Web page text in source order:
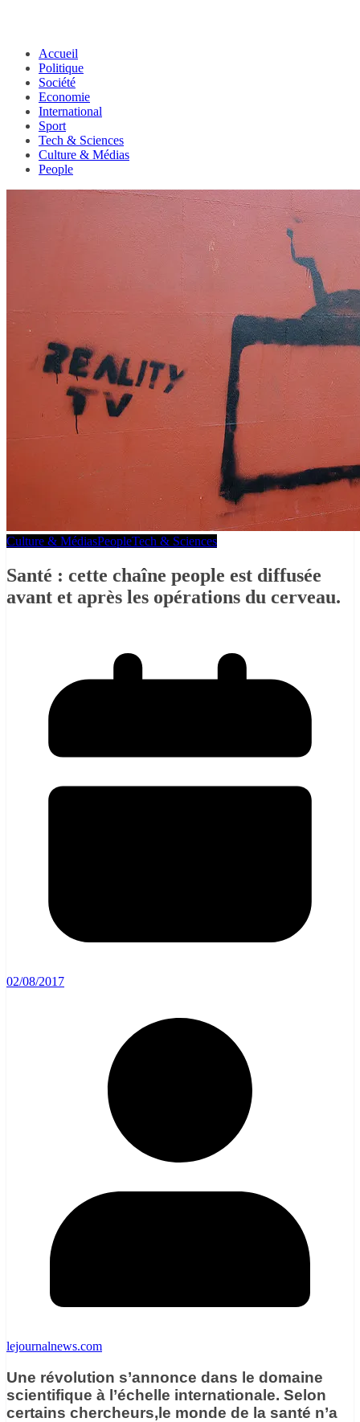
Accueil
Politique
Société
Economie
International
Sport
Tech & Sciences
Culture & Médias
People
Culture & MédiasPeopleTech & Sciences
Santé : cette chaîne people est diffusée
avant et après les opérations du cerveau.
02/08/2017
lejournalnews.com
Une révolution s’annonce dans le domaine
scientifique à l’échelle internationale. Selon
certains chercheurs,le monde de la santé n’a